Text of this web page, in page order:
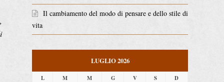
,
Il cambiamento del modo di pensare e dello stile di
vita
LUGLIO 2026
L M M G V S D